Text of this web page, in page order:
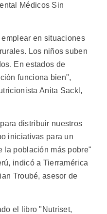
Médicos Sin
en situaciones
Los niños suben
En estados de
funciona bien",
Anita Sackl,
distribuir nuestros
iniciativas para un
la población más pobre"
indicó a Tierramérica
Troubé, asesor de
el libro "Nutriset,